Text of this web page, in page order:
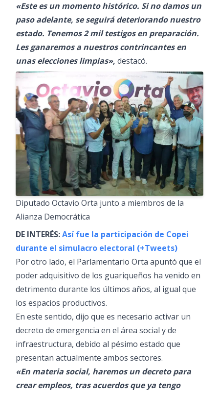
«Este es un momento histórico. Si no damos un
paso adelante, se seguirá deteriorando nuestro
estado. Tenemos 2 mil testigos en preparación.
Les ganaremos a nuestros contrincantes en
unas elecciones limpias», destacó.
Diputado Octavio Orta junto a miembros de la
Alianza Democrática
DE INTERÉS:Así fue la participación de Copei
durante el simulacro electoral (+Tweets)
Por otro lado, el Parlamentario Orta apuntó que el
poder adquisitivo de los guariqueños ha venido en
detrimento durante los últimos años, al igual que
los espacios productivos.
En este sentido, dijo que es necesario activar un
decreto de emergencia en el área social y de
infraestructura, debido al pésimo estado que
presentan actualmente ambos sectores.
«En materia social, haremos un decreto para
crear empleos, tras acuerdos que ya tengo